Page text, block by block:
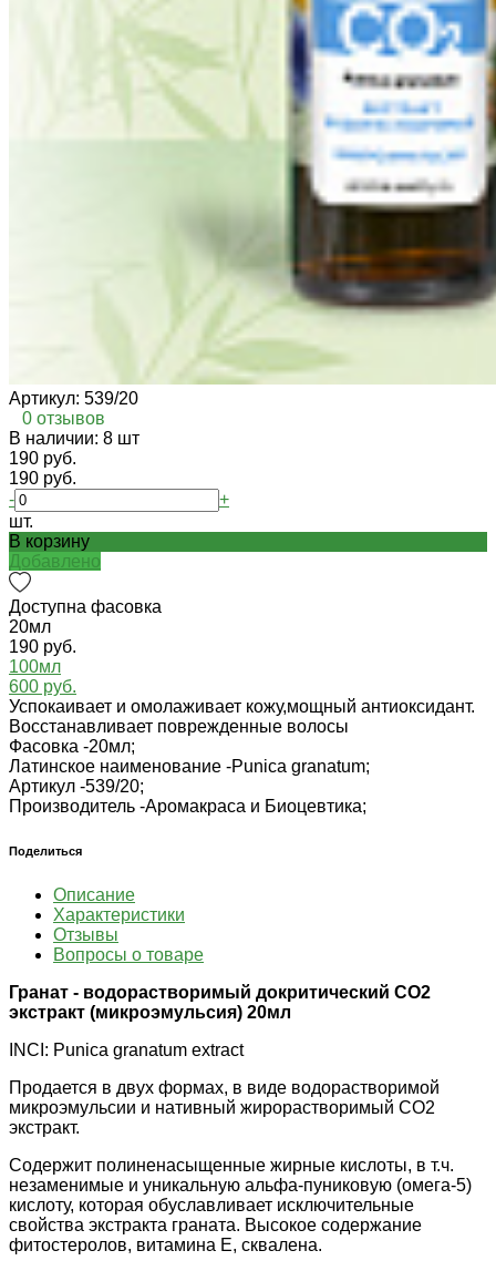
Артикул: 539/20
0 отзывов
В наличии: 8 шт
190 руб.
190 руб.
-
+
шт.
В корзину
Добавлено
Доступна фасовка
20мл
190 руб.
100мл
600 руб.
Успокаивает и омолаживает кожу,мощный антиоксидант.
Восстанавливает поврежденные волосы
Фасовка -20мл;
Латинское наименование -Punica granatum;
Артикул -539/20;
Производитель -Аромакраса и Биоцевтика;
Поделиться
Описание
Характеристики
Отзывы
Вопросы о товаре
Гранат - водорастворимый докритический СО2
экстракт (микроэмульсия) 20мл
INCI: Punica granatum extract
Продается в двух формах, в виде водорастворимой
микроэмульсии и нативный жирорастворимый СО2
экстракт.
Содержит полиненасыщенные жирные кислоты, в т.ч.
незаменимые и уникальную альфа-пуниковую (омега-5)
кислоту, которая обуславливает исключительные
свойства экстракта граната. Высокое содержание
фитостеролов, витамина Е, сквалена.